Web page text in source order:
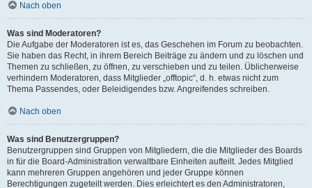
Nach oben
Was sind Moderatoren?
Die Aufgabe der Moderatoren ist es, das Geschehen im Forum zu beobachten.
Sie haben das Recht, in ihrem Bereich Beiträge zu ändern und zu löschen und
Themen zu schließen, zu öffnen, zu verschieben und zu teilen. Üblicherweise
verhindern Moderatoren, dass Mitglieder „offtopic“, d. h. etwas nicht zum
Thema Passendes, oder Beleidigendes bzw. Angreifendes schreiben.
Nach oben
Was sind Benutzergruppen?
Benutzergruppen sind Gruppen von Mitgliedern, die die Mitglieder des Boards
in für die Board-Administration verwaltbare Einheiten aufteilt. Jedes Mitglied
kann mehreren Gruppen angehören und jeder Gruppe können
Berechtigungen zugeteilt werden. Dies erleichtert es den Administratoren,